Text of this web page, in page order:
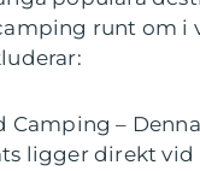
runt om i
Camping – Denna
ligger direkt vid